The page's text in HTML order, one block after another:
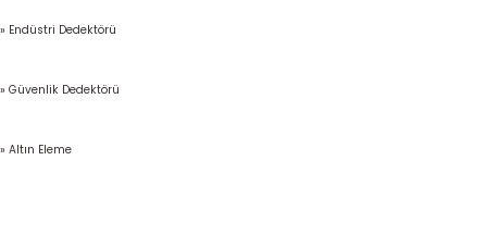
» Endüstri Dedektörü
» Güvenlik Dedektörü
» Altın Eleme